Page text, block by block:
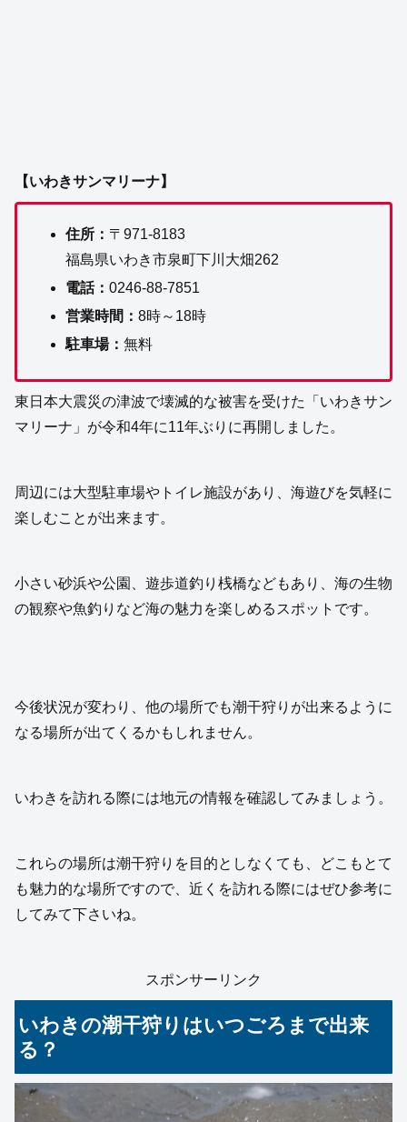
【いわきサンマリーナ】
住所： 〒971-8183
福島県いわき市泉町下川大畑262
電話：0246-88-7851
営業時間：8時～18時
駐車場：無料
東日本大震災の津波で壊滅的な被害を受けた「いわきサン
マリーナ」が令和4年に11年ぶりに再開しました。
周辺には大型駐車場やトイレ施設があり、海遊びを気軽に
楽しむことが出来ます。
小さい砂浜や公園、遊歩道釣り桟橋などもあり、海の生物
の観察や魚釣りなど海の魅力を楽しめるスポットです。
今後状況が変わり、他の場所でも潮干狩りが出来るように
なる場所が出てくるかもしれません。
いわきを訪れる際には地元の情報を確認してみましょう。
これらの場所は潮干狩りを目的としなくても、どこもとて
も魅力的な場所ですので、近くを訪れる際にはぜひ参考に
してみて下さいね。
スポンサーリンク
いわきの潮干狩りはいつごろまで出来
る？